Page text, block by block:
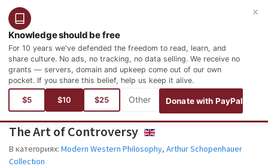
Русский
Knowledge should be free
For 10 years we've defended the freedom to read, learn, and
share culture. No ads, no tracking, no data selling. We receive no
grants — servers, domain and upkeep come out of our own
pocket. If you share this belief, help us keep it alive.
$5 $10 $25 Donate with PayPal
×
Вы здесь:языки Английский
Philosophy and Psychology
Modern Western Philosophy
The Art of Controversy ENGLISH
В категориях: Modern Western Philosophy, Arthur Schopenhauer
Collection